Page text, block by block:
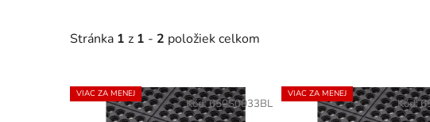
Stránka 1 z 1 - 2 položiek celkom
V
ý
VIAC ZA MENEJ
Kód:650S0033BL
VIAC ZA MENEJ
Kód: